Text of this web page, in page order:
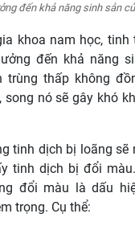
đến khả năng sinh sản
khoa nam học, tinh
đến khả năng
trùng thấp không
nó sẽ gây khó
tinh dịch bị loãng sẽ
tinh dịch bị đổi
đổi màu là dấu
trọng. Cụ thể: